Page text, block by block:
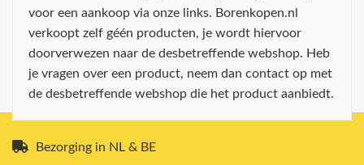
voor een aankoop via onze links. Borenkopen.nl
verkoopt zelf géén producten, je wordt hiervoor
doorverwezen naar de desbetreffende webshop. Heb
je vragen over een product, neem dan contact op met
de desbetreffende webshop die het product aanbiedt.
Bezorging in NL & BE